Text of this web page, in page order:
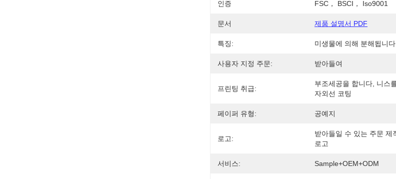
인증 FSC， BSCI， Iso9001
문서 제품 설명서 PDF
특징: 미생물에 의해 분해됩니다
사용자 지정 주문: 받아들여
프린팅 취급:
부조세공을 합니다, 니스
자외선 코팅
페이퍼 유형: 공예지
로고:
받아들일 수 있는 주문 제
로고
서비스: Sample+OEM+ODM